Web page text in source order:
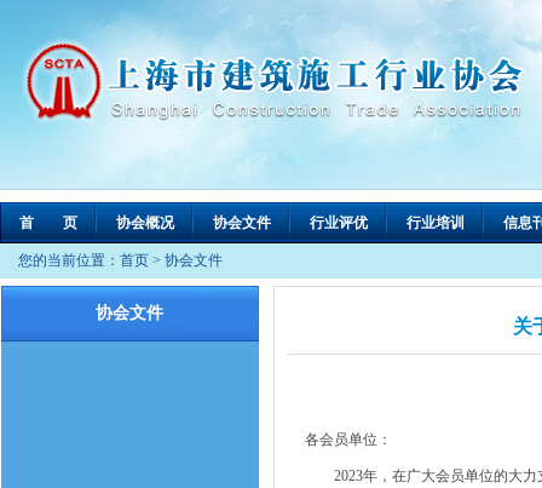
首 页 协会概况 协会文件 行业评优 行业培训 信息
您的当前位置： 首页 > 协会文件
协会文件
关
各会员单位：
2023年，在广大会员单位的大力